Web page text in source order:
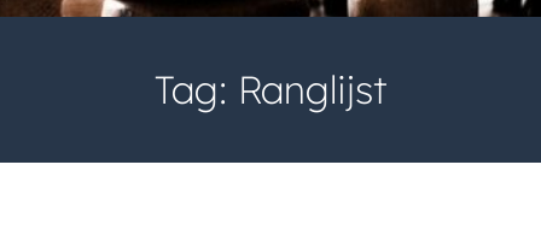
Tag: Ranglijst